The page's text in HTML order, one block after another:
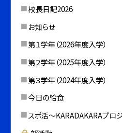
校長日記2026
お知らせ
第１学年（2026年度入学）
第２学年（2025年度入学）
第３学年（2024年度入学）
今日の給食
スポ活～KARADAKARAプロ